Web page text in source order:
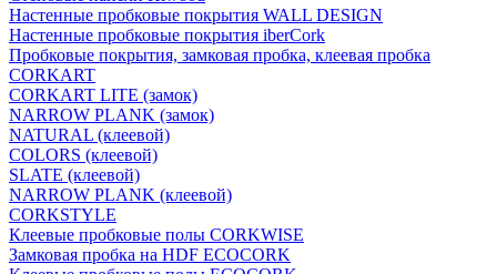
Настенные пробковые покрытия WALL DESIGN
Настенные пробковые покрытия iberCork
Пробковые покрытия, замковая пробка, клеевая пробка
CORKART
CORKART LITE (замок)
NARROW PLANK (замок)
NATURAL (клеевой)
COLORS (клеевой)
SLATE (клеевой)
NARROW PLANK (клеевой)
CORKSTYLE
Клеевые пробковые полы CORKWISE
Замковая пробка на HDF ECOCORK